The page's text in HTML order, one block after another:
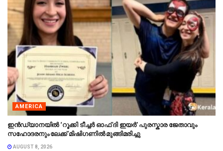
AMERICA
ഇൻഡ്യാനയിൽ ‘റൂക്കി ടീച്ചർ ഓഫ് ദി ഇയർ’ പുരസ്കാര ജേതാവും
സഹോദരനും ലേക്ക് മിഷിഗണിൽ മുങ്ങിമരിച്ചു
AUGUST 8, 2026